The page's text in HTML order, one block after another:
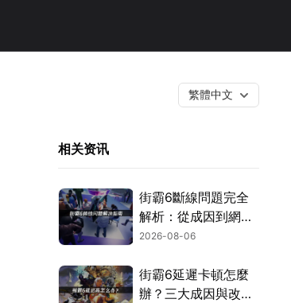
繁體中文
相关资讯
街霸6斷線問題完全
解析：從成因到網路
優化的實用攻略！
2026-08-06
街霸6延遲卡頓怎麼
辦？三大成因與改善